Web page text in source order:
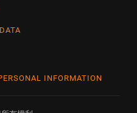
INFORMATION